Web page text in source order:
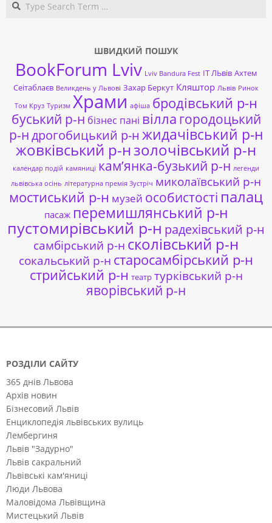
ШВИДКИЙ ПОШУК
BookForum Lviv Lviv Bandura Fest ІТ ЛЬвів Ахтем
Сеітаблаєв Великдень у Львові Захар Беркут Кляштор Львів Ринок
Том Круз Туризм Храми афіша бродівський р-н
буський р-н бізнес пані вілла городоцький
р-ндрогобицький р-н жидачівський р-н
жовківський р-нзолочівський р-н
календар подій камяниці кам’янка-бузький р-н легенди
львівська осінь літературна премія Зустріч миколаївський р-н
мостиський р-н музей особистості палац
пасаж перемишлянський р-н
пустомирівський р-н радехівський р-н
самбірський р-н сколівський р-н
сокальський р-н старосамбірський р-н
стрийський р-н театр турківський р-н
яворівський р-н
РОЗДІЛИ САЙТУ
365 днів Львова
Архів новин
Бізнесовий Львів
Енциклопедія львівських вулиць
Лембергиня
Львів "Задурно"
Львів сакральний
Львівські кам'яниці
Люди Львова
Маловідома Львівщина
Мистецький Львів